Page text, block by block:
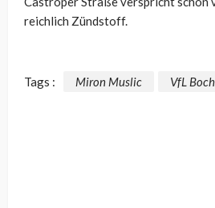
reichlich Zündstoff.
Tags : Miron Muslic VfL